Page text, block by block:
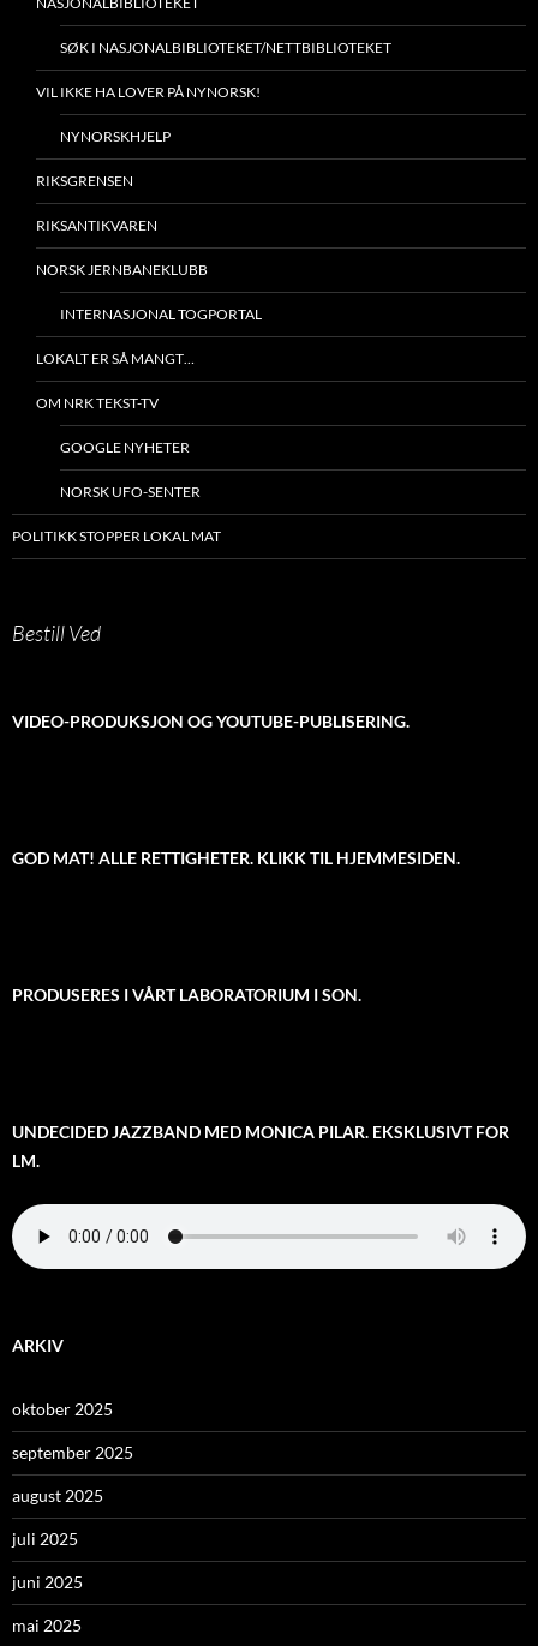
SØK I NASJONALBIBLIOTEKET/NETTBIBLIOTEKET
VIL IKKE HA LOVER PÅ NYNORSK!
NYNORSKHJELP
RIKSGRENSEN
RIKSANTIKVAREN
NORSK JERNBANEKLUBB
INTERNASJONAL TOGPORTAL
LOKALT ER SÅ MANGT…
OM NRK TEKST-TV
GOOGLE NYHETER
NORSK UFO-SENTER
POLITIKK STOPPER LOKAL MAT
Bestill Ved
VIDEO-PRODUKSJON OG YOUTUBE-PUBLISERING.
GOD MAT! ALLE RETTIGHETER. KLIKK TIL HJEMMESIDEN.
PRODUSERES I VÅRT LABORATORIUM I SON.
UNDECIDED JAZZBAND MED MONICA PILAR. EKSKLUSIVT FOR
LM.
ARKIV
oktober 2025
september 2025
august 2025
juli 2025
juni 2025
mai 2025